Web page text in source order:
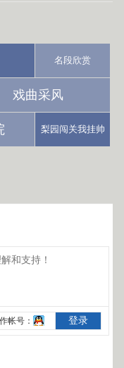
名段欣赏
戏曲采风
梨园闯关我挂帅